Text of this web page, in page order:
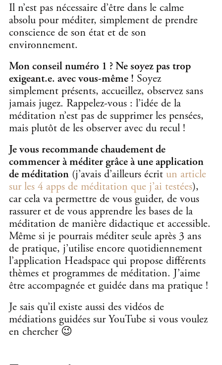
Il n’est pas nécessaire d’être dans le calme
absolu pour méditer, simplement de prendre
conscience de son état et de son
environnement.
Mon conseil numéro 1 ? Ne soyez pas trop
exigeant.e. avec vous-même ! Soyez
simplement présents, accueillez, observez sans
jamais jugez. Rappelez-vous : l’idée de la
méditation n’est pas de supprimer les pensées,
mais plutôt de les observer avec du recul !
Je vous recommande chaudement de
commencer à méditer grâce à une application
de méditation (j’avais d’ailleurs écrit un article
sur les 4 apps de méditation que j’ai testées),
car cela va permettre de vous guider, de vous
rassurer et de vous apprendre les bases de la
méditation de manière didactique et accessible.
Même si je pourrais méditer seule après 3 ans
de pratique, j’utilise encore quotidiennement
l’application Headspace qui propose différents
thèmes et programmes de méditation. J’aime
être accompagnée et guidée dans ma pratique !
Je sais qu’il existe aussi des vidéos de
médiations guidées sur YouTube si vous voulez
en chercher 😉